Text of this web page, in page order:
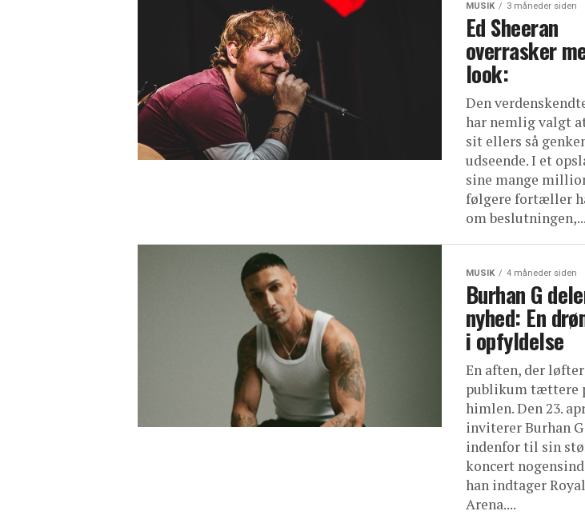
MUSIK 3 måneder siden
Ed Sheeran
overrasker
look:
Den
har nemlig valgt
sit ellers så
udseende. I et
sine mange
følgere fortæller
om beslutningen,...
MUSIK 4 måneder siden
Burhan G
nyhed: En
i opfyldelse
En aften, der løfter
publikum tættere
himlen. Den 23.
inviterer Burhan G
indenfor til sin
koncert
han indtager Royal
Arena....